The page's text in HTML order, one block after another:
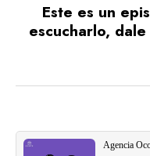
Este es un
escucharlo,